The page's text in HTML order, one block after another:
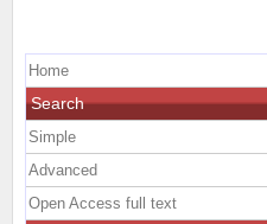
Home
Search
Simple
Advanced
Open Access full text